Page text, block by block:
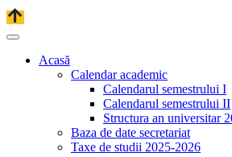
Acasă
Calendar academic
Calendarul semestrului I
Calendarul semestrului II
Structura an universitar
Baza de date secretariat
Taxe de studii 2025-2026